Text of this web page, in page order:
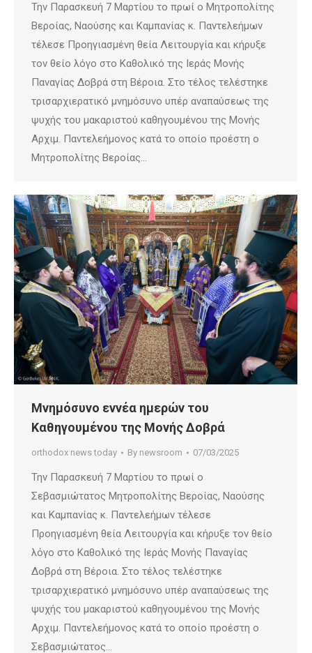
Την Παρασκευή 7 Μαρτίου το πρωί ο Μητροπολίτης
Βεροίας, Ναούσης και Καμπανίας κ. Παντελεήμων
τέλεσε Προηγιασμένη θεία Λειτουργία και κήρυξε
τον θείο λόγο στο Καθολικό της Ιεράς Μονής
Παναγίας Δοβρά στη Βέροια. Στο τέλος τελέστηκε
τρισαρχιερατικό μνημόσυνο υπέρ αναπαύσεως της
ψυχής του μακαριστού καθηγουμένου της Μονής
Αρχιμ. Παντελεήμονος κατά το οποίο προέστη ο
Μητροπολίτης Βεροίας…
Μνημόσυνο εννέα ημερών του
Καθηγουμένου της Μονής Δοβρά
orthodox news today By newsroom 07/03/2025
Την Παρασκευή 7 Μαρτίου το πρωί ο
Σεβασμιώτατος Μητροπολίτης Βεροίας, Ναούσης
και Καμπανίας κ. Παντελεήμων τέλεσε
Προηγιασμένη θεία Λειτουργία και κήρυξε τον θείο
λόγο στο Καθολικό της Ιεράς Μονής Παναγίας
Δοβρά στη Βέροια. Στο τέλος τελέστηκε
τρισαρχιερατικό μνημόσυνο υπέρ αναπαύσεως της
ψυχής του μακαριστού καθηγουμένου της Μονής
Αρχιμ. Παντελεήμονος κατά το οποίο προέστη ο
Σεβασμιώτατος…